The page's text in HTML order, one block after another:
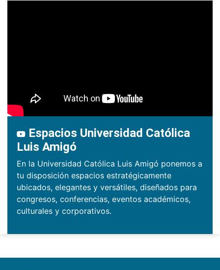
Espacios Universidad Católica
Luis Amigó
En la Universidad Católica Luis Amigó ponemos a
tu disposición espacios estratégicamente
ubicados, elegantes y versátiles, diseñados para
congresos, conferencias, eventos académicos,
culturales y corporativos.